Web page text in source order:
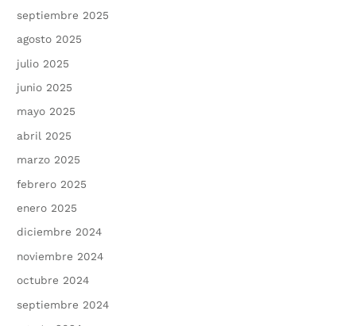
septiembre 2025
agosto 2025
julio 2025
junio 2025
mayo 2025
abril 2025
marzo 2025
febrero 2025
enero 2025
diciembre 2024
noviembre 2024
octubre 2024
septiembre 2024